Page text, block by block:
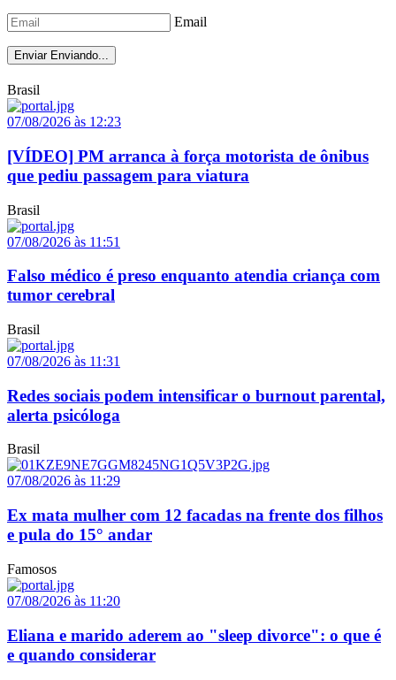
Email
Enviar Enviando...
Brasil
07/08/2026 às 12:23
[VÍDEO] PM arranca à força motorista de ônibus
que pediu passagem para viatura
Brasil
07/08/2026 às 11:51
Falso médico é preso enquanto atendia criança com
tumor cerebral
Brasil
07/08/2026 às 11:31
Redes sociais podem intensificar o burnout parental,
alerta psicóloga
Brasil
07/08/2026 às 11:29
Ex mata mulher com 12 facadas na frente dos filhos
e pula do 15° andar
Famosos
07/08/2026 às 11:20
Eliana e marido aderem ao "sleep divorce": o que é
e quando considerar